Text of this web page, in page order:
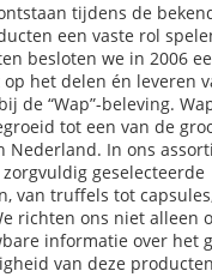
tijdens de
een vaste rol
besloten we in 2006
het delen én leveren
de “Wap”-beleving.
tot een van de
Nederland. In ons
geselecteerde
van truffels tot
richten ons niet alleen
informatie over het
van deze